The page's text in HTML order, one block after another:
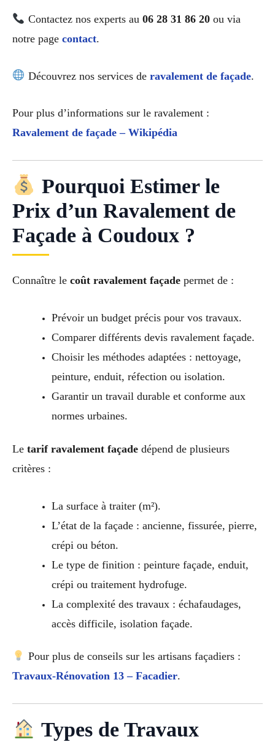
Contactez nos experts au 06 28 31 86 20ou via
notre page contact.
Découvrez nos services de ravalement de façade.
Pour plus d’informations sur le ravalement :
Ravalement de façade – Wikipédia
Pourquoi Estimer le
Prix d’un Ravalement de
Façade à Coudoux ?
Connaître le coût ravalement façade permet de :
Prévoir un budget précis pour vos travaux.
Comparer différents devis ravalement façade.
Choisir les méthodes adaptées : nettoyage,
peinture, enduit, réfection ou isolation.
Garantir un travail durable et conforme aux
normes urbaines.
Le tarif ravalement façade dépend de plusieurs
critères :
La surface à traiter (m²).
L’état de la façade : ancienne, fissurée, pierre,
crépi ou béton.
Le type de finition : peinture façade, enduit,
crépi ou traitement hydrofuge.
La complexité des travaux : échafaudages,
accès difficile, isolation façade.
Pour plus de conseils sur les artisans façadiers :
Travaux-Rénovation 13 – Facadier.
Types de Travaux